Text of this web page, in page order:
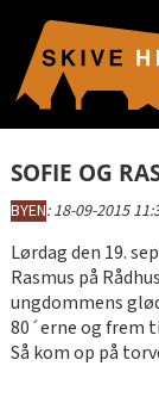
SOFIE OG
BYEN:18-09-2015
Lørdag den 19.
Rasmus på
ungdommens
80´erne og frem
Så kom op på